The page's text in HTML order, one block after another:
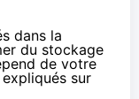
dans la
du stockage
de votre
sur